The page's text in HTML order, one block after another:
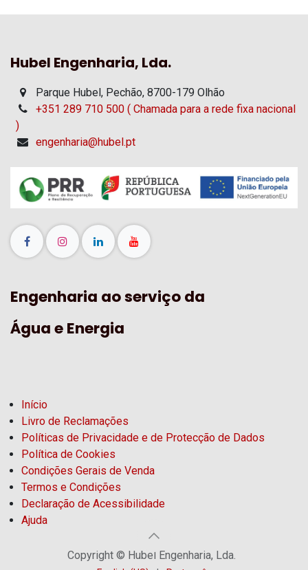
Hubel Engenharia, Lda.
Parque Hubel, Pechão, 8700-179 Olhão
+351 289 710 500 ( Chamada para a rede fixa nacional
)
engenharia@hubel.pt
Engenharia ao serviço da
Água e Energia
Início
Livro de Reclamações
Políticas de Privacidade e de Protecção de Dados
Política de Cookies
Condições Gerais de Venda
Termos e Condições
Declaração de Acessibilidade
Ajuda
Copyright © Hubel Engenharia, Lda.